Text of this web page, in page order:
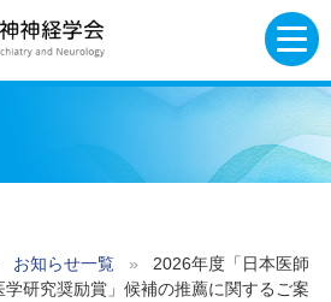
お知らせ一覧 »
2026年度「日本医師
研究奨励賞」候補の推薦に関するご案